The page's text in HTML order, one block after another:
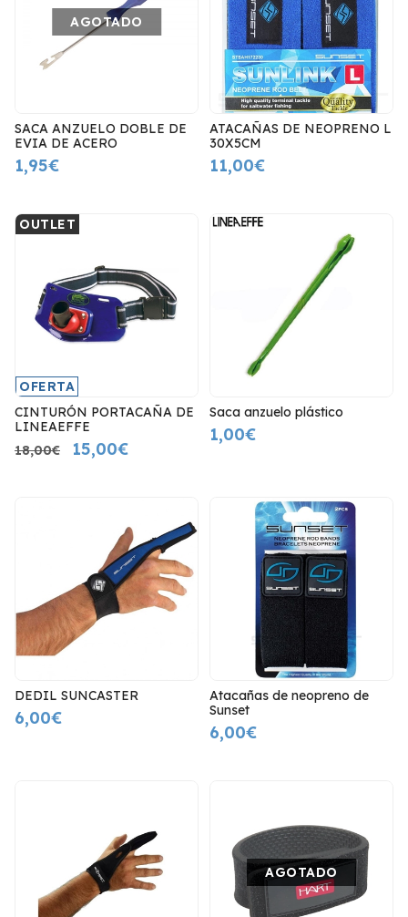
AGOTADO
SACA ANZUELO DOBLE DE
EVIA DE ACERO
1,95€
ATACAÑAS DE NEOPRENO L
30X5CM
11,00€
OFERTA
OUTLET
CINTURÓN PORTACAÑA DE
LINEAEFFE
18,00€
15,00€
Saca anzuelo plástico
1,00€
DEDIL SUNCASTER
6,00€
Atacañas de neopreno de
Sunset
6,00€
AGOTADO